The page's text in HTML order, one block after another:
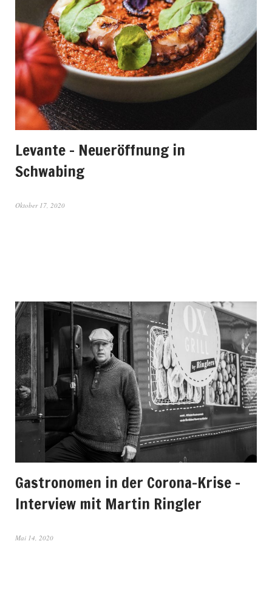
Levante – Neueröffnung in
Schwabing
Oktober 17, 2020
Gastronomen in der Corona-Krise –
Interview mit Martin Ringler
Mai 14, 2020